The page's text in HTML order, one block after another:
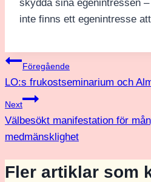
skydda sina egenintressen
inte finns ett egenintresse
Inläggsnavigering
Föregående
LO:s frukostseminarium och
Next
Välbesökt manifestation för
medmänsklighet
Fler artiklar som